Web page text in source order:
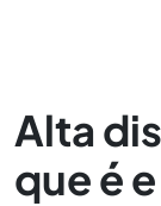
Alta
que é